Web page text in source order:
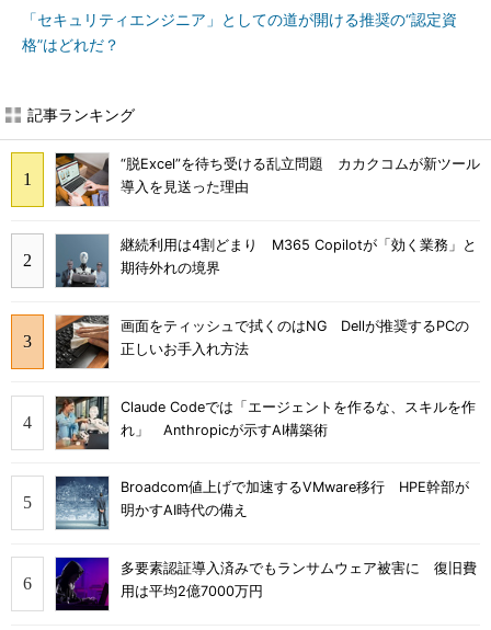
「セキュリティエンジニア」としての道が開ける推奨の“認定資
格”はどれだ？
記事ランキング
“脱Excel”を待ち受ける乱立問題 カカクコムが新ツール
導入を見送った理由
継続利用は4割どまり M365 Copilotが「効く業務」と
期待外れの境界
画面をティッシュで拭くのはNG Dellが推奨するPCの
正しいお手入れ方法
Claude Codeでは「エージェントを作るな、スキルを作
れ」 Anthropicが示すAI構築術
Broadcom値上げで加速するVMware移行 HPE幹部が
明かすAI時代の備え
多要素認証導入済みでもランサムウェア被害に 復旧費
用は平均2億7000万円